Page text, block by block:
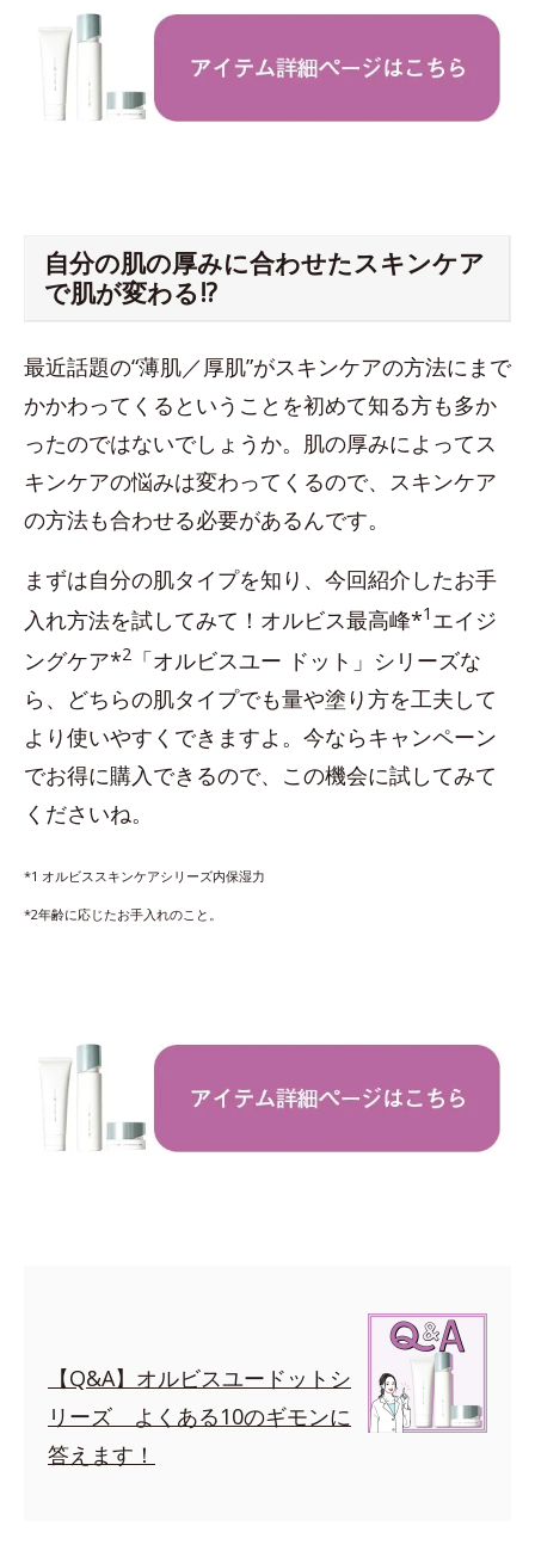
自分の肌の厚みに合わせたスキンケア
で肌が変わる!?
最近話題の“薄肌／厚肌”がスキンケアの方法にまで
かかわってくるということを初めて知る方も多か
ったのではないでしょうか。肌の厚みによってス
キンケアの悩みは変わってくるので、スキンケア
の方法も合わせる必要があるんです。
まずは自分の肌タイプを知り、今回紹介したお手
入れ方法を試してみて！オルビス最高峰*1 エイジ
ングケア*2 「オルビスユー ドット」シリーズな
ら、どちらの肌タイプでも量や塗り方を工夫して
より使いやすくできますよ。今ならキャンペーン
でお得に購入できるので、この機会に試してみて
くださいね。
*1 オルビススキンケアシリーズ内保湿力
*2年齢に応じたお手入れのこと。
【Q&A】オルビスユードットシ
リーズ よくある10のギモンに
答えます！